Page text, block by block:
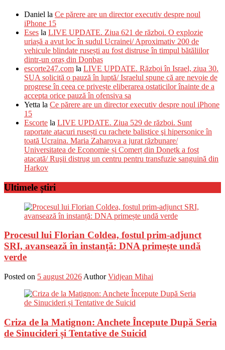
Daniel la Ce părere are un director executiv despre noul
iPhone 15
Eses la LIVE UPDATE. Ziua 621 de război. O explozie
uriașă a avut loc în sudul Ucrainei/ Aproximativ 200 de
vehicule blindate rusești au fost distruse în timpul bătăliilor
dintr-un oraș din Donbas
escorte247.com la LIVE UPDATE. Război în Israel, ziua 30.
SUA solicită o pauză în luptă/ Israelul spune că are nevoie de
progrese în ceea ce privește eliberarea ostaticilor înainte de a
accepta orice pauză în ofensiva sa
Yetta la Ce părere are un director executiv despre noul iPhone
15
Escorte la LIVE UPDATE. Ziua 529 de război. Sunt
raportate atacuri rusești cu rachete balistice şi hipersonice în
toată Ucraina. Maria Zaharova a jurat răzbunare/
Universitatea de Economie și Comerț din Donețk a fost
atacată/ Ruşii distrug un centru pentru transfuzie sanguină din
Harkov
Ultimele știri
Procesul lui Florian Coldea, fostul prim-adjunct
SRI, avansează în instanță: DNA primește undă
verde
Posted on 5 august 2026 Author Vidjean Mihai
Criza de la Matignon: Anchete Începute După Seria
de Sinucideri și Tentative de Suicid